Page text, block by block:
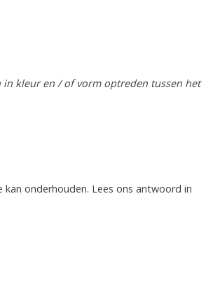
kleur en / of vorm optreden tussen het
onderhouden. Lees ons antwoord in